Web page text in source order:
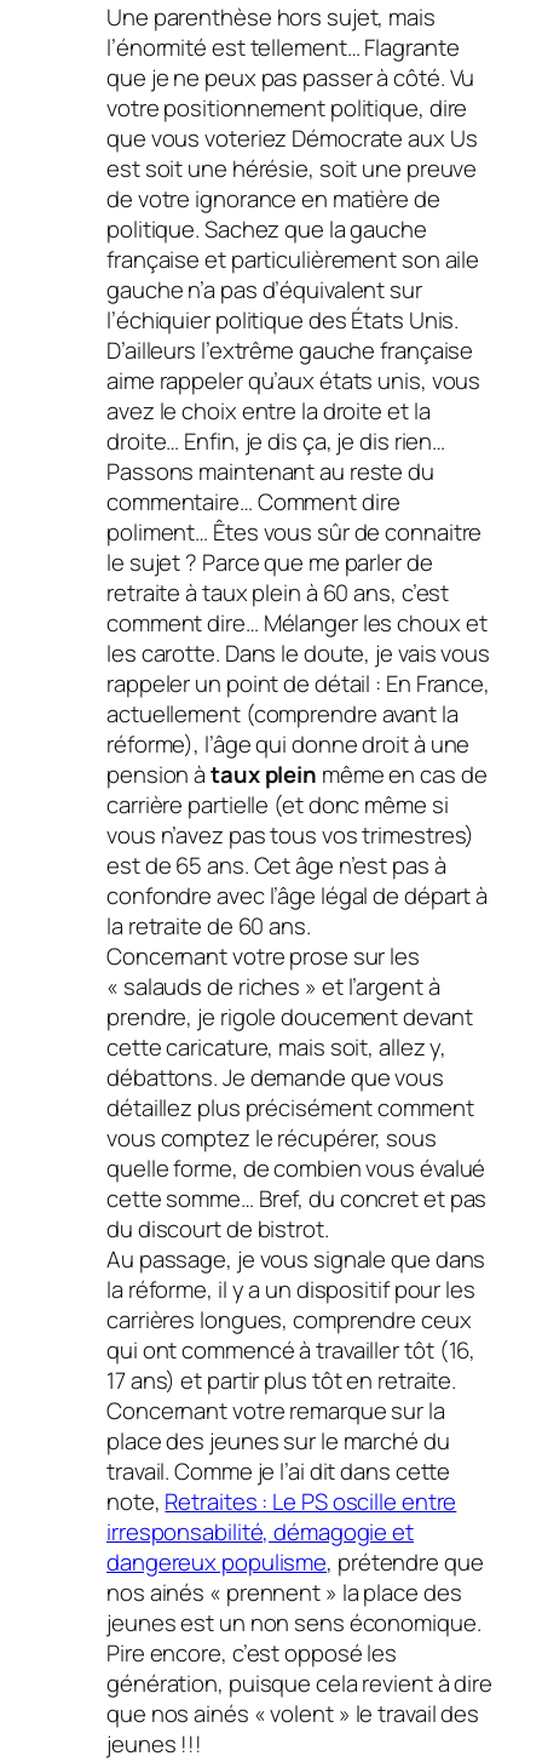
Une parenthèse hors sujet, mais
l’énormité est tellement… Flagrante
que je ne peux pas passer à côté. Vu
votre positionnement politique, dire
que vous voteriez Démocrate aux Us
est soit une hérésie, soit une preuve
de votre ignorance en matière de
politique. Sachez que la gauche
française et particulièrement son aile
gauche n’a pas d’équivalent sur
l’échiquier politique des États Unis.
D’ailleurs l’extrême gauche française
aime rappeler qu’aux états unis, vous
avez le choix entre la droite et la
droite… Enfin, je dis ça, je dis rien…
Passons maintenant au reste du
commentaire… Comment dire
poliment… Êtes vous sûr de connaitre
le sujet ? Parce que me parler de
retraite à taux plein à 60 ans, c’est
comment dire… Mélanger les choux et
les carotte. Dans le doute, je vais vous
rappeler un point de détail : En France,
actuellement (comprendre avant la
réforme), l’âge qui donne droit à une
pension àtaux plein même en cas de
carrière partielle (et donc même si
vous n’avez pas tous vos trimestres)
est de 65 ans. Cet âge n’est pas à
confondre avec l’âge légal de départ à
la retraite de 60 ans.
Concernant votre prose sur les
« salauds de riches » et l’argent à
prendre, je rigole doucement devant
cette caricature, mais soit, allez y,
débattons. Je demande que vous
détaillez plus précisément comment
vous comptez le récupérer, sous
quelle forme, de combien vous évalué
cette somme… Bref, du concret et pas
du discourt de bistrot.
Au passage, je vous signale que dans
la réforme, il y a un dispositif pour les
carrières longues, comprendre ceux
qui ont commencé à travailler tôt (16,
17 ans) et partir plus tôt en retraite.
Concernant votre remarque sur la
place des jeunes sur le marché du
travail. Comme je l’ai dit dans cette
note, Retraites : Le PS oscille entre
irresponsabilité, démagogie et
dangereux populisme, prétendre que
nos ainés « prennent » la place des
jeunes est un non sens économique.
Pire encore, c’est opposé les
génération, puisque cela revient à dire
que nos ainés « volent » le travail des
jeunes !!!